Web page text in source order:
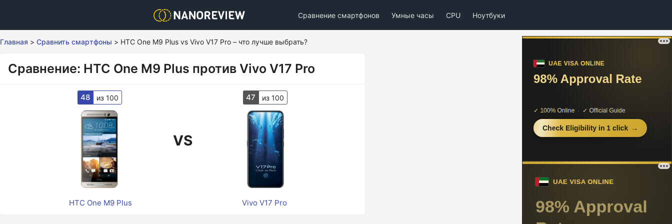
Сравнение смартфонов Умные часы CPU Ноутбуки
Главная > Сравнить смартфоны > HTC One M9 Plus vs Vivo V17 Pro – что лучше выбрать?
Сравнение: HTC One M9 Plus против Vivo V17 Pro
48 из 100
VS
47 из 100
HTC One M9 Plus Vivo V17 Pro